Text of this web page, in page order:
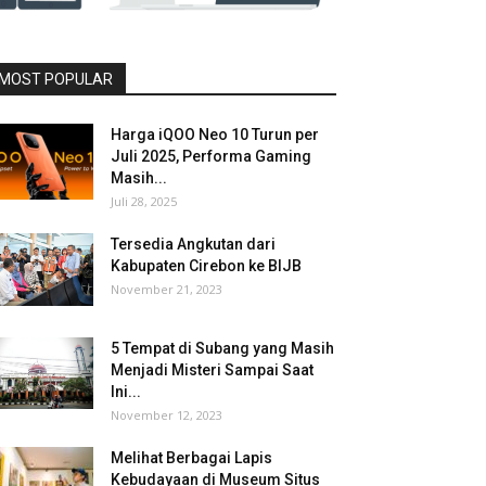
POPULAR
Harga iQOO Neo 10 Turun per
Juli 2025, Performa Gaming
Masih...
Juli 28, 2025
Tersedia Angkutan dari
Kabupaten Cirebon ke BIJB
November 21, 2023
5 Tempat di Subang yang Masih
Menjadi Misteri Sampai Saat
Ini...
November 12, 2023
Melihat Berbagai Lapis
Kebudayaan di Museum Situs